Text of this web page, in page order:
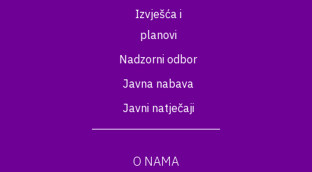
Izvješća i
planovi
Nadzorni odbor
Javna nabava
Javni natječaji
O NAMA